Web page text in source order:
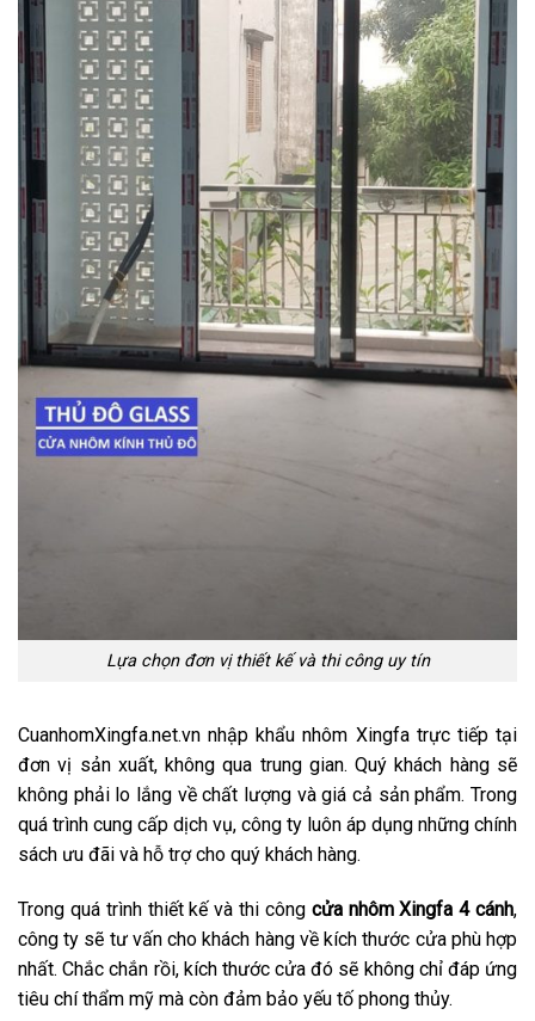
Lựa chọn đơn vị thiết kế và thi công uy tín
CuanhomXingfa.net.vn nhập khẩu nhôm Xingfa trực tiếp tại
đơn vị sản xuất, không qua trung gian. Quý khách hàng sẽ
không phải lo lắng về chất lượng và giá cả sản phẩm. Trong
quá trình cung cấp dịch vụ, công ty luôn áp dụng những chính
sách ưu đãi và hỗ trợ cho quý khách hàng.
Trong quá trình thiết kế và thi công cửa nhôm Xingfa 4 cánh,
công ty sẽ tư vấn cho khách hàng về kích thước cửa phù hợp
nhất. Chắc chắn rồi, kích thước cửa đó sẽ không chỉ đáp ứng
tiêu chí thẩm mỹ mà còn đảm bảo yếu tố phong thủy.